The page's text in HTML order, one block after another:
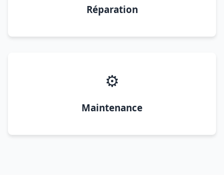
Réparation
⚙️
Maintenance